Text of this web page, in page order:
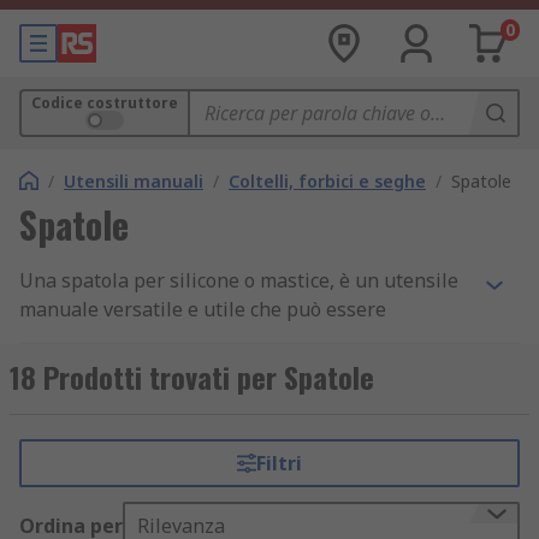
0
Codice costruttore
/ Utensili manuali / Coltelli, forbici e seghe / Spatole
Spatole
Una spatola per silicone o mastice, è un utensile
manuale versatile e utile che può essere
riempimento, ad esempio stucco per legno,
composto per cartongesso e altri.
Applicazioni di una spatola
Le lame per spatola stucco possono essere
18 Prodotti trovati per Spatole
Filtri
Ordina per Rilevanza